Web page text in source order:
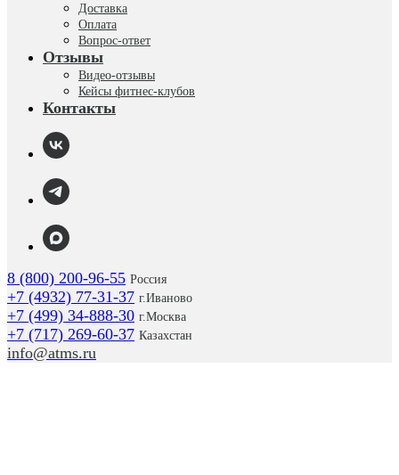
Доставка
Оплата
Вопрос-ответ
Отзывы
Видео-отзывы
Кейсы фитнес-клубов
Контакты
8 (800) 200-96-55 Россия
+7 (4932) 77-31-37 г.Иваново
+7 (499) 34-888-30 г.Москва
+7 (717) 269-60-37 Казахстан
info@atms.ru